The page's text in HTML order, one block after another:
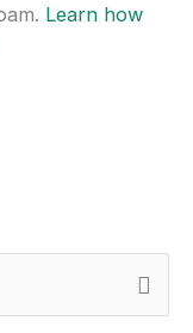
Learn how